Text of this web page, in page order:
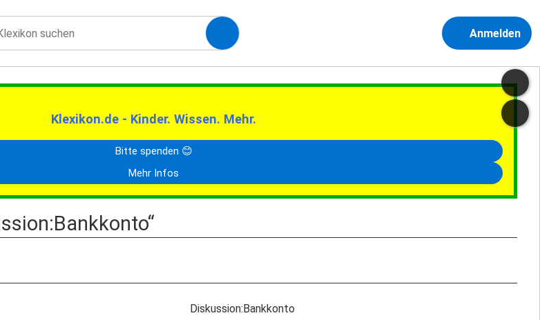
Anmelden
Klexikon.de - Kinder. Wissen. Mehr.
Bitte spenden 😊
Mehr Infos
Diskussion:Bankkonto